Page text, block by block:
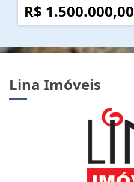
R$ 1.500.000,00
Lina Imóveis